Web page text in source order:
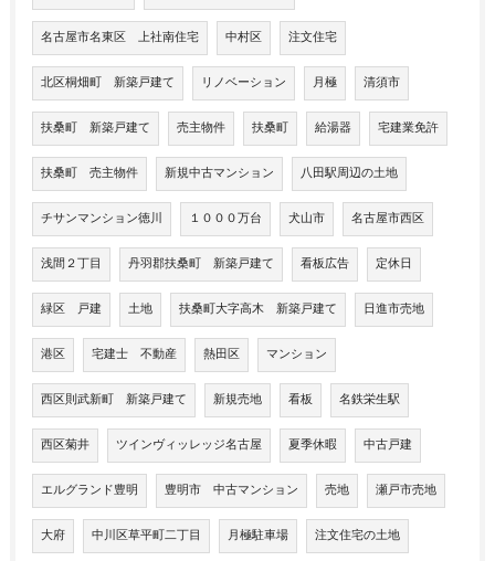
名古屋市名東区 上社南住宅 中村区 注文住宅
北区桐畑町 新築戸建て リノベーション 月極 清須市
扶桑町 新築戸建て 売主物件 扶桑町 給湯器 宅建業免許
扶桑町 売主物件 新規中古マンション 八田駅周辺の土地
チサンマンション徳川 １０００万台 犬山市 名古屋市西区
浅間２丁目 丹羽郡扶桑町 新築戸建て 看板広告 定休日
緑区 戸建 土地 扶桑町大字高木 新築戸建て 日進市売地
港区 宅建士 不動産 熱田区 マンション
西区則武新町 新築戸建て 新規売地 看板 名鉄栄生駅
西区菊井 ツインヴィッレッジ名古屋 夏季休暇 中古戸建
エルグランド豊明 豊明市 中古マンション 売地 瀬戸市売地
大府 中川区草平町二丁目 月極駐車場 注文住宅の土地